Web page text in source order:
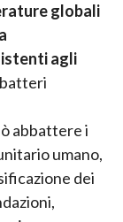
globali
agli
abbattere i
umano,
dei